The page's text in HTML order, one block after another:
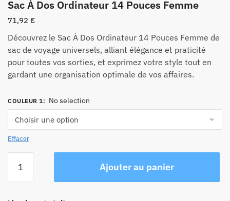
Sac À Dos Ordinateur 14 Pouces Femme
71,92 €
Découvrez le Sac À Dos Ordinateur 14 Pouces Femme de
sac de voyage universels, alliant élégance et praticité
pour toutes vos sorties, et exprimez votre style tout en
gardant une organisation optimale de vos affaires.
COULEUR 1: No selection
Effacer
Sac
Ajouter au panier